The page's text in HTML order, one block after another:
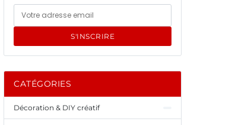
S'INSCRIRE
CATÉGORIES
Décoration & DIY créatif